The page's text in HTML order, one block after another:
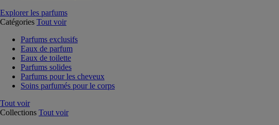
Explorer les parfums
Catégories Tout voir
Parfums exclusifs
Eaux de parfum
Eaux de toilette
Parfums solides
Parfums pour les cheveux
Soins parfumés pour le corps
Tout voir
Collections Tout voir